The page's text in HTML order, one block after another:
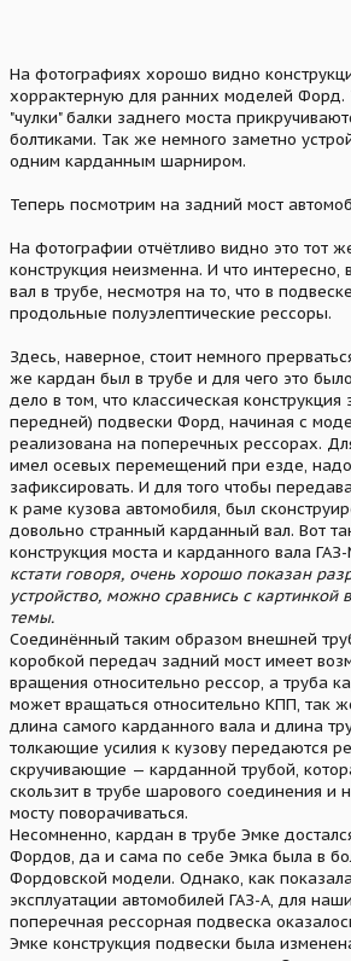
На фотографиях хорошо видно
хоррактерную для ранних моделей Форд.
"чулки" балки заднего моста
болтиками. Так же немного заметно
одним карданным шарниром.
Теперь посмотрим на задний мост
На фотографии отчётливо видно это тот
конструкция неизменна. И что
вал в трубе, несмотря на то, что в
продольные полуэлептические рессоры.
Здесь, наверное, стоит немного
же кардан был в трубе и для чего это
дело в том, что классическая конструкция
передней) подвески Форд, начиная с
реализована на поперечных рессорах.
имел осевых перемещений при езде,
зафиксировать. И для того чтобы
к раме кузова автомобиля, был
довольно странный карданный вал. Вот
конструкция моста и карданного вала
кстати говоря, очень хорошо показан
устройство, можно сравнись с картинкой
темы.
Соединённый таким образом внешней
коробкой передач задний мост имеет
вращения относительно рессор, а труба
может вращаться относительно КПП, так
длина самого карданного вала и длина
толкающие усилия к кузову передаются
скручивающие — карданной трубой,
скользит в трубе шарового соединения и
мосту поворачиваться.
Несомненно, кардан в трубе Эмке
Фордов, да и сама по себе Эмка была в
Фордовской модели. Однако, как
эксплуатации автомобилей ГАЗ-А, для
поперечная рессорная подвеска
Эмке конструкция подвески была